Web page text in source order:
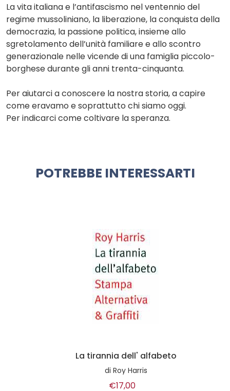
La vita italiana e l’antifascismo nel ventennio del
regime mussoliniano, la liberazione, la conquista della
democrazia, la passione politica, insieme allo
sgretolamento dell’unità familiare e allo scontro
generazionale nelle vicende di una famiglia piccolo-
borghese durante gli anni trenta-cinquanta.
Per aiutarci a conoscere la nostra storia, a capire
come eravamo e soprattutto chi siamo oggi.
Per indicarci come coltivare la speranza.
POTREBBE INTERESSARTI
La tirannia dell' alfabeto
Roy Harris
€17,00